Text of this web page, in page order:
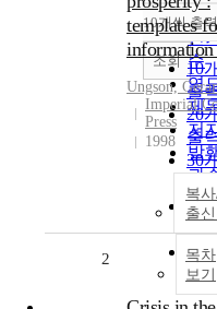
순
인
순
연
제
저
발
관
내
10개씩 출력
10
출
20
출
30
출
50
출
출
조회
templates
information
Ungson,
Imperial
Press
1998
복
출
목차
보기
2